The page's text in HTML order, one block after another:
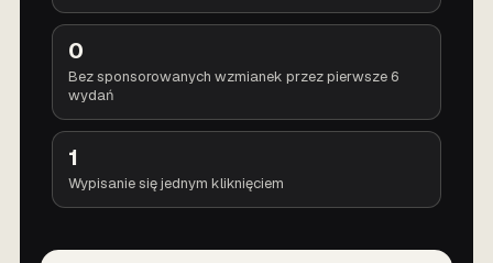
0
Bez sponsorowanych wzmianek przez pierwsze 6
wydań
1
Wypisanie się jednym kliknięciem